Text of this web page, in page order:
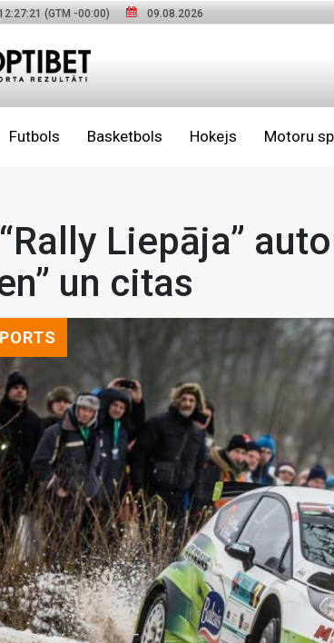
(GTM -00:00) 09.08.2026
Futbols Basketbols Hokejs Motoru
Liepāja”
un citas